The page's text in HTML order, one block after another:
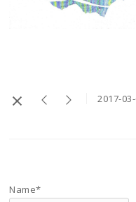
2017-
Name*